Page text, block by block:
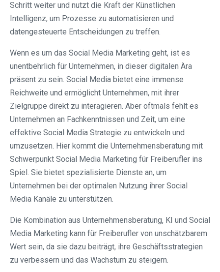
Schritt weiter und nutzt die Kraft der Künstlichen
Intelligenz, um Prozesse zu automatisieren und
datengesteuerte Entscheidungen zu treffen.
Wenn es um das Social Media Marketing geht, ist es
unentbehrlich für Unternehmen, in dieser digitalen Ära
präsent zu sein. Social Media bietet eine immense
Reichweite und ermöglicht Unternehmen, mit ihrer
Zielgruppe direkt zu interagieren. Aber oftmals fehlt es
Unternehmen an Fachkenntnissen und Zeit, um eine
effektive Social Media Strategie zu entwickeln und
umzusetzen. Hier kommt die Unternehmensberatung mit
Schwerpunkt Social Media Marketing für Freiberufler ins
Spiel. Sie bietet spezialisierte Dienste an, um
Unternehmen bei der optimalen Nutzung ihrer Social
Media Kanäle zu unterstützen.
Die Kombination aus Unternehmensberatung, KI und Social
Media Marketing kann für Freiberufler von unschätzbarem
Wert sein, da sie dazu beiträgt, ihre Geschäftsstrategien
zu verbessern und das Wachstum zu steigern.